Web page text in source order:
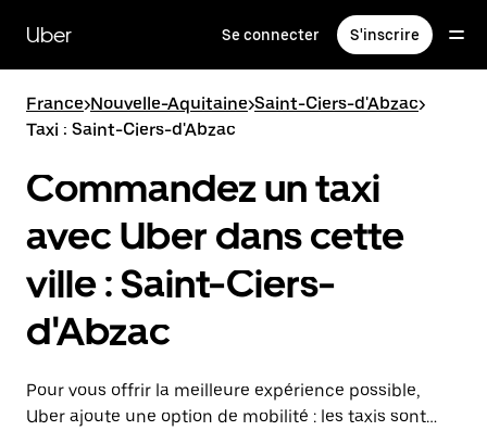
contenu
principal
Uber Se connecter S'inscrire
France>Nouvelle-Aquitaine>Saint-Ciers-d'Abzac>
Taxi : Saint-Ciers-d'Abzac
Commandez un taxi
avec Uber dans cette
ville : Saint-Ciers-
d'Abzac
Pour vous offrir la meilleure expérience possible,
Uber ajoute une option de mobilité : les taxis sont